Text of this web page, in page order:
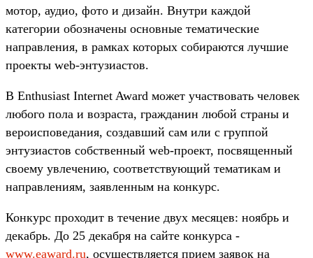
мотор, аудио, фото и дизайн. Внутри каждой
категории обозначены основные тематические
направления, в рамках которых собираются лучшие
проекты web-энтузиастов.
В Enthusiast Internet Award может участвовать человек
любого пола и возраста, гражданин любой страны и
вероисповедания, создавший сам или с группой
энтузиастов собственный web-проект, посвященный
своему увлечению, соответствующий тематикам и
направлениям, заявленным на конкурс.
Конкурс проходит в течение двух месяцев: ноябрь и
декабрь. До 25 декабря на сайте конкурса -
www.eaward.ru, осуществляется прием заявок на